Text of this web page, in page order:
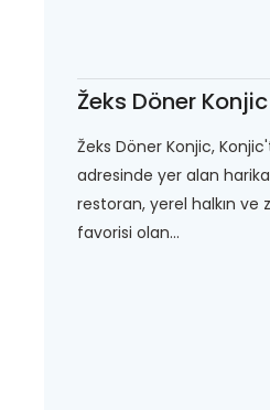
Žeks Döner Konjic
Žeks Döner Konjic,
adresinde yer alan
restoran, yerel halkın ve
favorisi olan...